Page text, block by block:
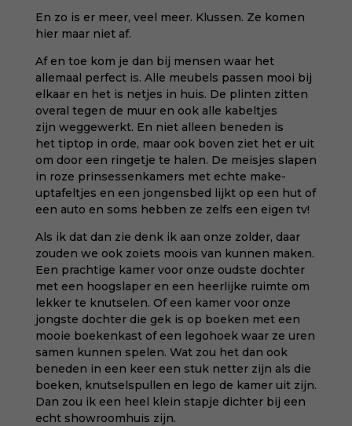
En zo is er meer, veel meer. Klussen. Ze komen
hier maar niet af.
Af en toe kom je dan bij mensen waar het
allemaal perfect is. Alle meubels passen mooi bij
elkaar en het is netjes in huis. De plinten zitten
overal tegen de muur en ook alle kabeltjes
zijn weggewerkt. En niet alleen beneden is
het tiptop in orde, maar ook boven ziet het er uit
om door een ringetje te halen. De meisjes slapen
in roze prinsessenkamers met echte make-
uptafeltjes en een jongensbed lijkt op een hut of
een auto en soms hebben ze zelfs een eigen tv!
Als ik dat dan zie denk ik aan onze zolder, daar
zouden we ook zoiets moois van kunnen maken.
Een prachtige kamer voor onze oudste dochter
met een hoogslaper en een heerlijke ruimte om
lekker te knutselen. Of een kamer voor onze
jongste dochter die gek is op boeken met een
mooie boekenkast of een legohoek waar ze uren
samen kunnen spelen. Wat zou het dan ook
beneden in een keer een stuk netter zijn als die
boeken, knutselspullen en lego de kamer uit zijn.
Dan zou ik een heel klein stapje dichter bij een
echt showroomhuis zijn.